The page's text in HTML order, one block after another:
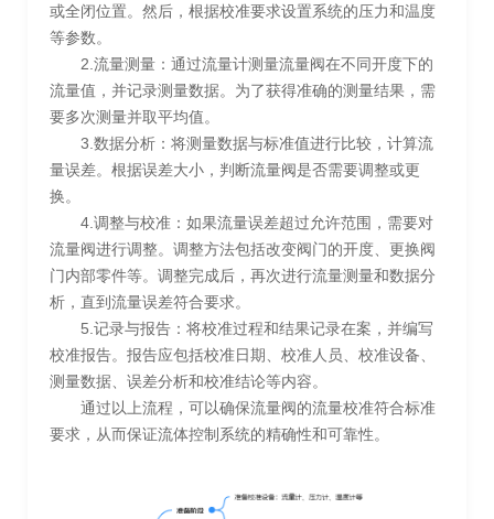
或全闭位置。然后，根据校准要求设置系统的压力和温度
等参数。
2.流量测量：通过流量计测量流量阀在不同开度下的
流量值，并记录测量数据。为了获得准确的测量结果，需
要多次测量并取平均值。
3.数据分析：将测量数据与标准值进行比较，计算流
量误差。根据误差大小，判断流量阀是否需要调整或更
换。
4.调整与校准：如果流量误差超过允许范围，需要对
流量阀进行调整。调整方法包括改变阀门的开度、更换阀
门内部零件等。调整完成后，再次进行流量测量和数据分
析，直到流量误差符合要求。
5.记录与报告：将校准过程和结果记录在案，并编写
校准报告。报告应包括校准日期、校准人员、校准设备、
测量数据、误差分析和校准结论等内容。
通过以上流程，可以确保流量阀的流量校准符合标准
要求，从而保证流体控制系统的精确性和可靠性。